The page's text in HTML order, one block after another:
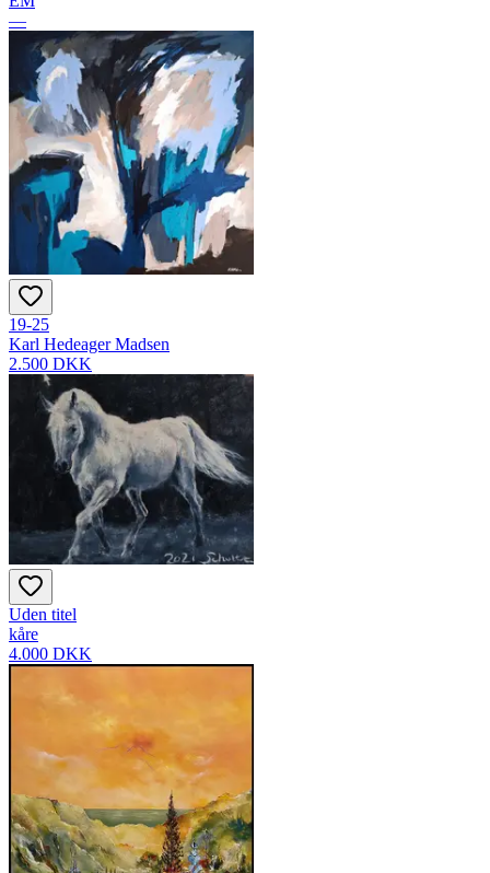
—
19-25
Karl Hedeager Madsen
2.500 DKK
Uden titel
kåre
4.000 DKK